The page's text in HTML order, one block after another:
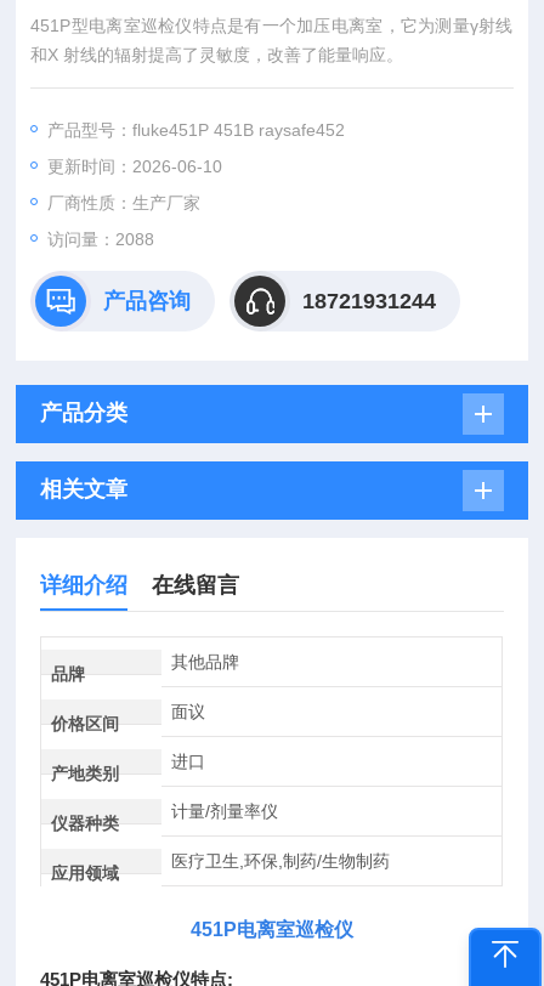
451P型电离室巡检仪特点是有一个加压电离室，它为测量γ射线
和X 射线的辐射提高了灵敏度，改善了能量响应。
产品型号：fluke451P 451B raysafe452
更新时间：2026-06-10
厂商性质：生产厂家
访问量：2088
产品咨询 18721931244
产品分类
相关文章
详细介绍 在线留言
品牌
其他品牌
价格区间
面议
产地类别
进口
仪器种类
计量/剂量率仪
应用领域
医疗卫生,环保,制药/生物制药
451P电离室巡检仪
451P电离室巡检仪特点: